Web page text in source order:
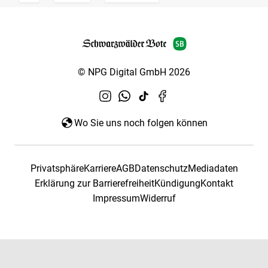
© NPG Digital GmbH 2026
Wo Sie uns noch folgen können
PrivatsphäreKarriereAGBDatenschutzMediadaten
Erklärung zur BarrierefreiheitKündigungKontakt
ImpressumWiderruf